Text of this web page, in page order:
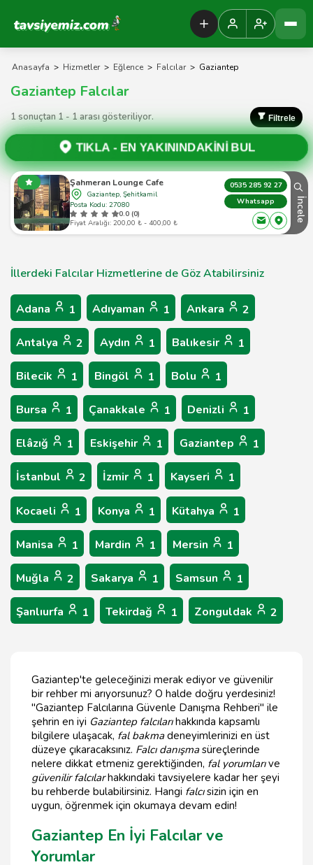
Tavsiyemiz Anasayfa
Anasayfa > Hizmetler > Eğlence > Falcılar > Gaziantep
Gaziantep Falcılar
1 sonuçtan 1 - 1 arası gösteriliyor. Filtrele
TIKLA -EN YAKININDAKİNİ BUL
Şahmeran Lounge Cafe
Gaziantep, Şehitkamil
Posta Kodu: 27080
0.0 (0)
Fiyat Aralığı: 200,00 ₺ - 400,00 ₺
0535 285 92 27
Whatsapp
İncele
İllerdeki Falcılar Hizmetlerine de Göz Atabilirsiniz
Adana 1 Adıyaman 1 Ankara 2
Antalya 2 Aydın 1 Balıkesir 1
Bilecik 1 Bingöl 1 Bolu 1
Bursa 1 Çanakkale 1 Denizli 1
Elâzığ 1 Eskişehir 1 Gaziantep 1
İstanbul 2 İzmir 1 Kayseri 1
Kocaeli 1 Konya 1 Kütahya 1
Manisa 1 Mardin 1 Mersin 1
Muğla 2 Sakarya 1 Samsun 1
Şanlıurfa 1 Tekirdağ 1 Zonguldak 2
Gaziantep'te geleceğinizi merak ediyor ve güvenilir
bir rehber mi arıyorsunuz? O halde doğru yerdesiniz!
"Gaziantep Falcılarına Güvenle Danışma Rehberi" ile
şehrin en iyi Gaziantep falcılarıhakkında kapsamlı
bilgilere ulaşacak, fal bakmadeneyimlerinizi en üst
düzeye çıkaracaksınız. Falcı danışmasüreçlerinde
nelere dikkat etmeniz gerektiğinden, fal yorumlarıve
güvenilir falcılarhakkındaki tavsiyelere kadar her şeyi
bu rehberde bulabilirsiniz. Hangi falcısizin için en
uygun, öğrenmek için okumaya devam edin!
Gaziantep En İyi Falcılar ve
Yorumlar